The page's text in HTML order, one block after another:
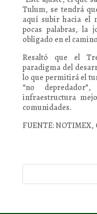
Tulum, se tendrá
aquí subir hacia el
pocas palabras, la
obligado en el
Resaltó que el
paradigma del
lo que permitirá el
“no
infraestructura
comunidades.
FUENTE: NOTIMEX,